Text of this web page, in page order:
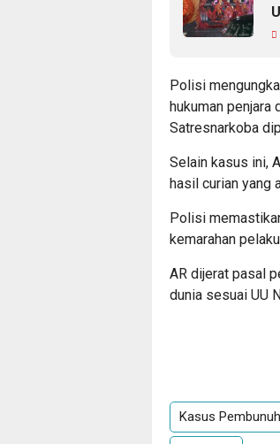
Polisi
hukuman penjara
Satresnarkoba
Selain kasus ini,
hasil curian yang
Polisi
kemarahan
AR dijerat pasal
dunia sesuai UU
Kasus